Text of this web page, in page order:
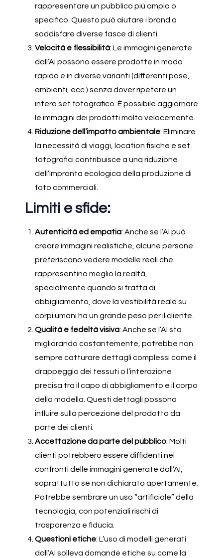
rappresentare un pubblico più ampio o
specifico. Questo può aiutare i brand a
soddisfare diverse fasce di clienti.
Velocità e flessibilità: Le immagini generate
dall’AI possono essere prodotte in modo
rapido e in diverse varianti (differenti pose,
ambienti, ecc.) senza dover ripetere un
intero set fotografico. È possibile aggiornare
le immagini dei prodotti molto velocemente.
Riduzione dell’impatto ambientale: Eliminare
la necessità di viaggi, location fisiche e set
fotografici contribuisce a una riduzione
dell’impronta ecologica della produzione di
foto commerciali.
Limiti e sfide:
Autenticità ed empatia: Anche se l’AI può
creare immagini realistiche, alcune persone
preferiscono vedere modelle reali che
rappresentino meglio la realtà,
specialmente quando si tratta di
abbigliamento, dove la vestibilità reale su
corpi umani ha un grande peso per il cliente.
Qualità e fedeltà visiva: Anche se l’AI sta
migliorando costantemente, potrebbe non
sempre catturare dettagli complessi come il
drappeggio dei tessuti o l’interazione
precisa tra il capo di abbigliamento e il corpo
della modella. Questi dettagli possono
influire sulla percezione del prodotto da
parte dei clienti.
Accettazione da parte del pubblico: Molti
clienti potrebbero essere diffidenti nei
confronti delle immagini generate dall’AI,
soprattutto se non dichiarato apertamente.
Potrebbe sembrare un uso “artificiale” della
tecnologia, con potenziali rischi di
trasparenza e fiducia.
Questioni etiche: L’uso di modelli generati
dall’AI solleva domande etiche su come la